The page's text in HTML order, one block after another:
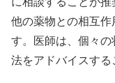
他の薬物との相互作
す。医師は、個々
法をアドバイスする